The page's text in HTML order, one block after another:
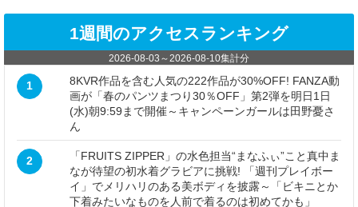
1週間のアクセスランキング
2026-08-03 ～ 2026-08-10集計分
1
8KVR作品を含む人気の222作品が30%OFF! FANZA動
画が「春のパンツまつり30％OFF」第2弾を明日1日
(水)朝9:59まで開催～キャンペーンガールは田野憂さ
ん
2
「FRUITS ZIPPER」の水色担当“まなふぃ”こと真中ま
なが待望の初水着グラビアに挑戦! 「週刊プレイボー
イ」でメリハリのある美ボディを披露～「ビキニとか
下着みたいなものを人前で着るのは初めてかも」